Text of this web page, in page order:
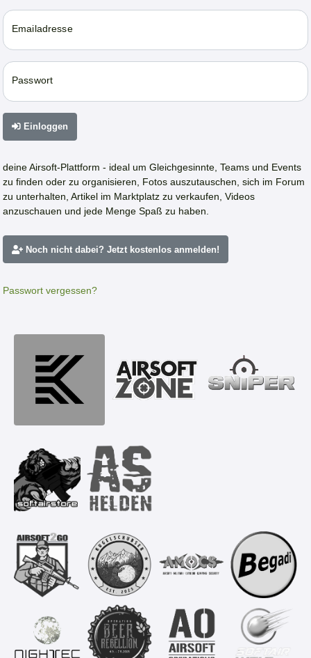
Emailadresse
Passwort
Einloggen
deine Airsoft-Plattform - ideal um Gleichgesinnte, Teams und Events
zu finden oder zu organisieren, Fotos auszutauschen, sich im Forum
zu unterhalten, Artikel im Marktplatz zu verkaufen, Videos
anzuschauen und jede Menge Spaß zu haben.
Noch nicht dabei? Jetzt kostenlos anmelden!
Passwort vergessen?